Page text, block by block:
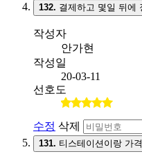
132.
작성자
안가현
작성일
20-03-11
선호도
수정 삭제
131. 티스테이션이랑 가